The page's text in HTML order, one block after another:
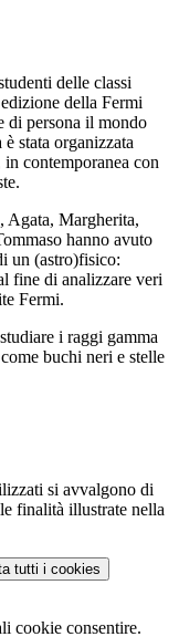
delle classi
della Fermi
di persona il mondo
stata organizzata
contemporanea con
Agata, Margherita,
hanno avuto
un (astro)fisico:
fine di analizzare veri
Fermi.
i raggi gamma
buchi neri e stelle
si avvalgono di
finalità illustrate nella
tutti i cookies
cookie consentire.